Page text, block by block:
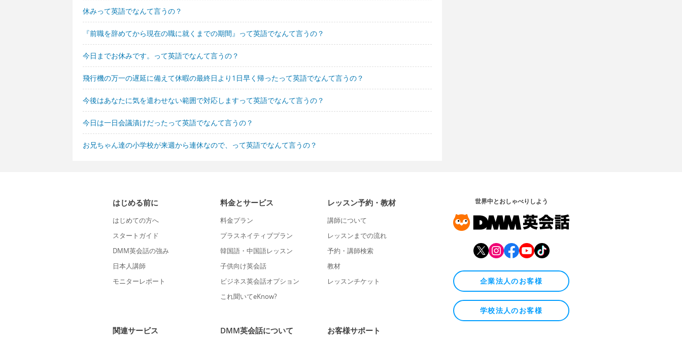
休みって英語でなんて言うの？
『前職を辞めてから現在の職に就くまでの期間』って英語でなんて言うの？
今日までお休みです。って英語でなんて言うの？
飛行機の万一の遅延に備えて休暇の最終日より1日早く帰ったって英語でなんて言うの？
今後はあなたに気を遣わせない範囲で対応しますって英語でなんて言うの？
今日は一日会議漬けだったって英語でなんて言うの？
お兄ちゃん達の小学校が来週から連休なので、って英語でなんて言うの？
はじめる前に
はじめての方へ
スタートガイド
DMM英会話の強み
日本人講師
モニターレポート
料金とサービス
料金プラン
プラスネイティブプラン
韓国語・中国語レッスン
子供向け英会話
ビジネス英会話オプション
これ聞いてeKnow?
レッスン予約・教材
講師について
レッスンまでの流れ
予約・講師検索
教材
レッスンチケット
関連サービス DMM英会話について お客様サポート
世界中とおしゃべりしよう
企業法人のお客様
学校法人のお客様